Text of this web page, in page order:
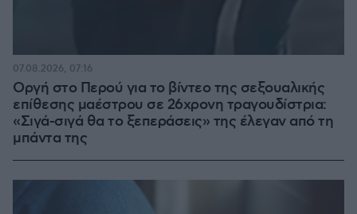
Οργή στο Περού για το βίντεο της σεξουαλικής
επίθεσης μαέστρου σε 26χρονη τραγουδίστρια:
«Σιγά-σιγά θα το ξεπεράσεις» της έλεγαν από τη
μπάντα της
07.08.2026, 07:16